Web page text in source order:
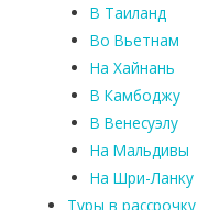
В Таиланд
Во Вьетнам
На Хайнань
В Камбоджу
В Венесуэлу
На Мальдивы
На Шри-Ланку
Туры в рассрочку